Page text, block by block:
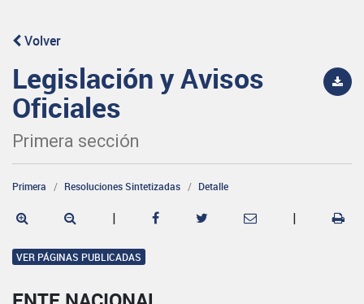
Volver
Legislación y Avisos
Oficiales
Primera sección
Primera Resoluciones Sintetizadas Detalle
| |
VER PÁGINAS PUBLICADAS